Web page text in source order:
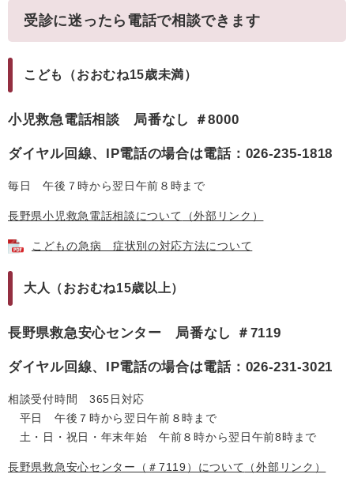
受診に迷ったら電話で相談できます
こども（おおむね15歳未満）
小児救急電話相談 局番なし ＃8000
ダイヤル回線、IP電話の場合は電話：026-235-1818
毎日 午後７時から翌日午前８時まで
長野県小児救急電話相談について （外部リンク）
こどもの急病 症状別の対応方法について
大人（おおむね15歳以上）
長野県救急安心センター 局番なし ＃7119
ダイヤル回線、IP電話の場合は電話：026-231-3021
相談受付時間 365日対応
平日 午後７時から翌日午前８時まで
土・日・祝日・年末年始 午前８時から翌日午前8時まで
長野県救急安心センター（＃7119）について （外部リンク）